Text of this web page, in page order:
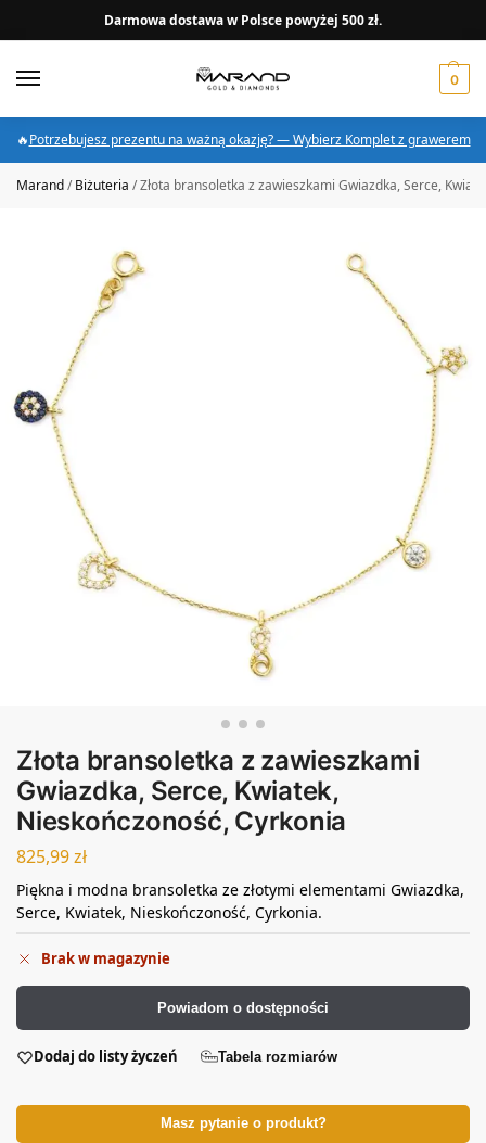
Darmowa dostawa w Polsce powyżej 500 zł.
0
🔥Potrzebujesz prezentu na ważną okazję? — Wybierz Komplet z grawerem
Marand/Biżuteria /Złota bransoletka z zawieszkami Gwiazdka, Serce,
Złota bransoletka z zawieszkami
Gwiazdka, Serce, Kwiatek,
Nieskończoność, Cyrkonia
825,99zł
Piękna i modna bransoletka ze złotymi elementami Gwiazdka,
Serce, Kwiatek, Nieskończoność, Cyrkonia.
Brak w magazynie
Powiadom o dostępności
Dodaj do listy życzeń Tabela rozmiarów
Masz pytanie o produkt?